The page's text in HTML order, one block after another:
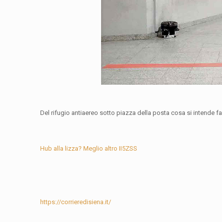
Del rifugio antiaereo sotto piazza della posta cosa si intende
Hub alla lizza? Meglio altro II5ZSS
https://corrieredisiena.it/